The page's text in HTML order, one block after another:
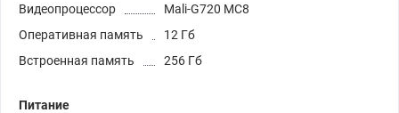
Видеопроцессор
Mali-G720 MC8
Оперативная память
12 Гб
Встроенная память
256 Гб
Питание